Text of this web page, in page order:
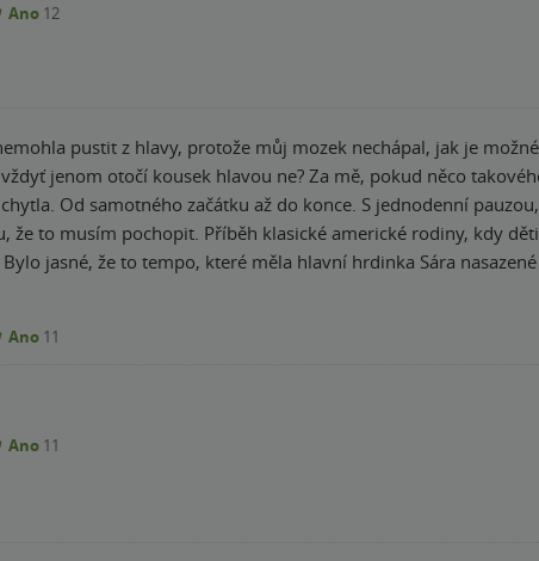
Ano 12
pustit z hlavy, protože můj mozek nechápal, jak je
jenom otočí kousek hlavou ne? Za mě, pokud něco
Od samotného začátku až do konce. S jednodenní
rodiny, kdy děti jsou spíše s hlídačkami než s rodiči,
jasné, že to tempo, které měla hlavní hrdinka Sára
následkem. Líbila se mi urputnost, se kterou hrdinka
sblížení s rodinou (hlavně s matkou a synem, kterému
Ano 11
Ano 11